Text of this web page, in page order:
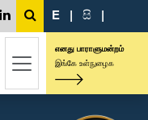
E | සි |
எனது பாராளுமன்றம்
இங்கே உள்நுழைக